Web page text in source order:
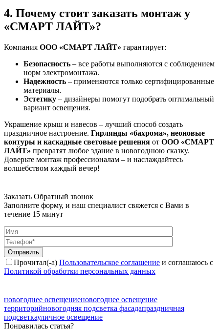
4. Почему стоит заказать монтаж у
«СМАРТ ЛАЙТ»?
Компания ООО «СМАРТ ЛАЙТ» гарантирует:
Безопасность – все работы выполняются с соблюдением
норм электромонтажа.
Надежность – применяются только сертифицированные
материалы.
Эстетику – дизайнеры помогут подобрать оптимальный
вариант освещения.
Украшение крыш и навесов – лучший способ создать
праздничное настроение. Гирлянды «бахрома», неоновые
контуры и каскадные световые решения от ООО «СМАРТ
ЛАЙТ» превратят любое здание в новогоднюю сказку.
Доверьте монтаж профессионалам – и наслаждайтесь
волшебством каждый вечер!
Заказать Обратный звонок
Заполните форму, и наш специалист свяжется с Вами в
течение 15 минут
Отправить
Прочитал(-а) Пользовательское соглашение и соглашаюсь с
Политикой обработки персональных данных
новогоднее освещениеновогоднее освещение
территорийновогодняя подсветка фасадапраздничная
подсветкауличное освещение
Понравилась статья?